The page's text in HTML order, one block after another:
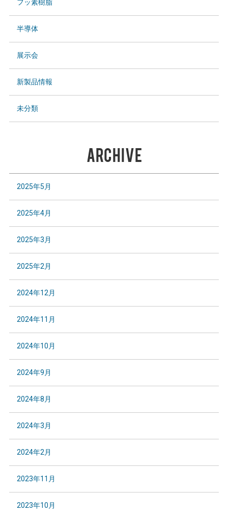
フッ素樹脂
半導体
展示会
新製品情報
未分類
ARCHIVE
2025年5月
2025年4月
2025年3月
2025年2月
2024年12月
2024年11月
2024年10月
2024年9月
2024年8月
2024年3月
2024年2月
2023年11月
2023年10月